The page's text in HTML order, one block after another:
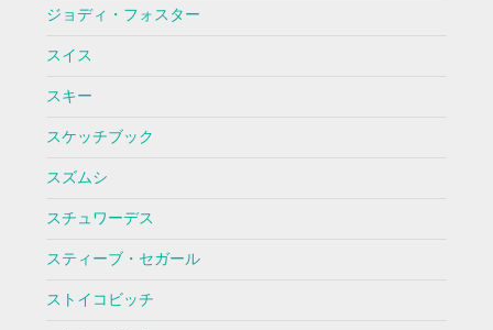
ジョディ・フォスター
スイス
スキー
スケッチブック
スズムシ
スチュワーデス
スティーブ・セガール
ストイコビッチ